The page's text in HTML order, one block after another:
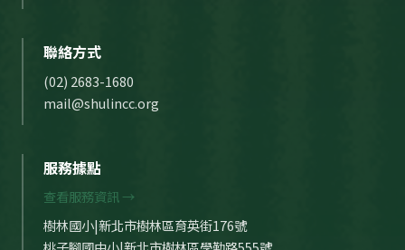
聯絡方式
(02) 2683-1680
mail@shulincc.org
服務據點
查看服務資訊 →
樹林國小|新北市樹林區育英街176號